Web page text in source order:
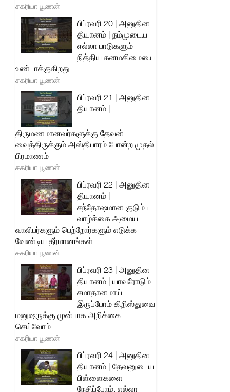
சகரியா பூணன்
பிப்ரவரி 20 | அனுதின
தியானம் | நம்முடைய
எல்லா பாடுகளும்
நித்திய கனமகிமையை
உண்டாக்குகிறது
சகரியா பூணன்
பிப்ரவரி 21 | அனுதின
தியானம் |
திருமணமானவர்களுக்கு தேவன்
வைத்திருக்கும் அஸ்திபாரம் போன்ற முதல்
பிரமாணம்
சகரியா பூணன்
பிப்ரவரி 22 | அனுதின
தியானம் |
சந்தோஷமான குடும்ப
வாழ்க்கை அமைய
வாலிபர்களும் பெற்றோர்களும் எடுக்க
வேண்டிய தீர்மானங்கள்
சகரியா பூணன்
பிப்ரவரி 23 | அனுதின
தியானம் | யாவரோடும்
சமாதானமாய்
இருப்போம் கிறிஸ்துவை
மனுஷருக்கு முன்பாக அறிக்கை
செய்வோம்
சகரியா பூணன்
பிப்ரவரி 24 | அனுதின
தியானம் | தேவனுடைய
பிள்ளைகளை
நேசிப்போம், எல்லா